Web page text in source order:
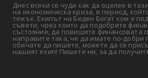
Днес всеки се чуди как да оцелее в
на икономическа криза, в период,
тежък. Екипът на Беден Богат ком е
съвети, чрез които да подобрите
състояние, да повишите финансовата
направите така, че да имате по-добри
обичате да пишете, можете да се
нашият екип! Пишете ни, за да